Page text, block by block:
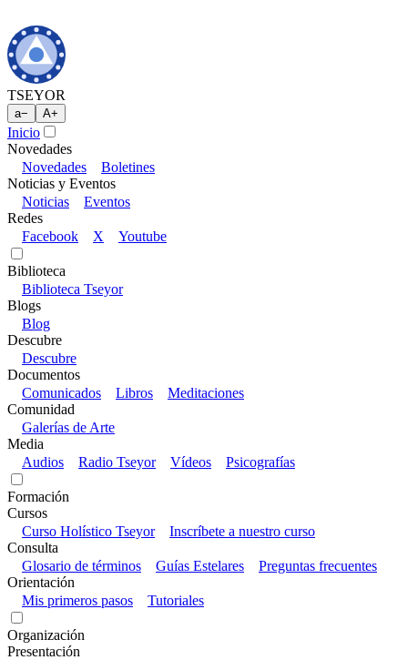
TSEYOR
a− A+
Inicio
Novedades
Novedades
Boletines
Noticias y Eventos
Noticias
Eventos
Redes
Facebook
X Youtube
Biblioteca
Biblioteca Tseyor
Blogs
Blog
Descubre
Descubre
Documentos
Comunicados
Libros
Meditaciones
Comunidad
Galerías de Arte
Media
Audios
Radio Tseyor Vídeos Psicografías
Formación
Cursos
Curso Holístico Tseyor
Inscríbete a nuestro curso
Consulta
Glosario de términos
Guías Estelares
Preguntas frecuentes
Orientación
Mis primeros pasos
Tutoriales
Organización
Presentación